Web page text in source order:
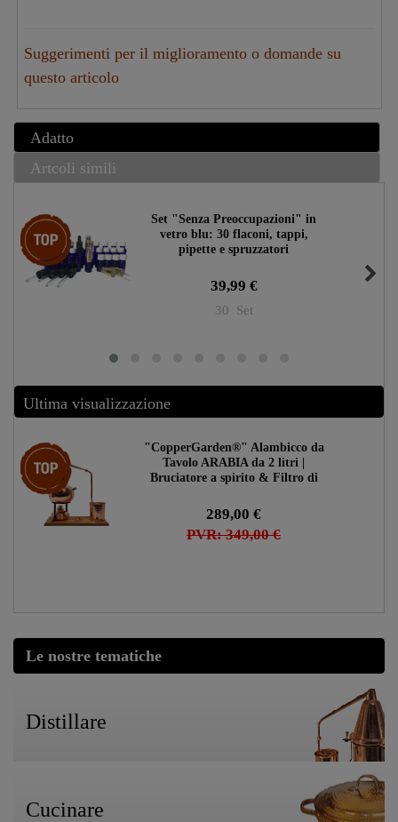
Suggerimenti per il miglioramento o domande su
questo articolo
Adatto
Artcoli simili
Ceres::Template.storeSpecialTopSet "Senza Preoccupazioni" in
vetro blu: 30 flaconi, tappi,
pipette e spruzzatori
39,99 €
30 Set
Ultima visualizzazione
Ceres::Template.storeSpecialTop"CopperGarden®" Alambicco da
Tavolo ARABIA da 2 litri |
Bruciatore a spirito & Filtro di
PVR: 349,00 €
289,00 €
Le nostre tematiche
Distillare
Cucinare